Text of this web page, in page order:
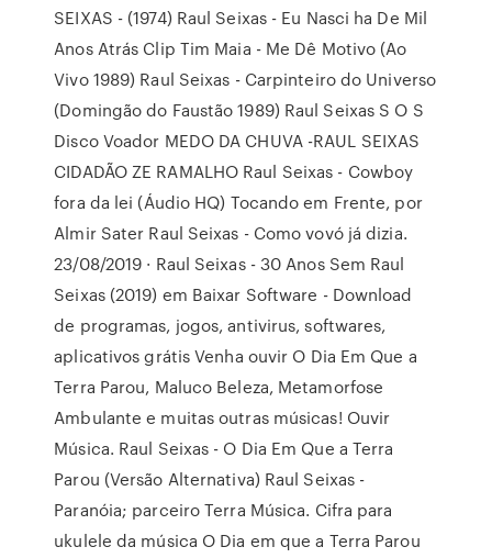
SEIXAS - (1974) Raul Seixas - Eu Nasci ha De Mil
Anos Atrás Clip Tim Maia - Me Dê Motivo (Ao
Vivo 1989) Raul Seixas - Carpinteiro do Universo
(Domingão do Faustão 1989) Raul Seixas S O S
Disco Voador MEDO DA CHUVA -RAUL SEIXAS
CIDADÃO ZE RAMALHO Raul Seixas - Cowboy
fora da lei (Áudio HQ) Tocando em Frente, por
Almir Sater Raul Seixas - Como vovó já dizia.
23/08/2019 · Raul Seixas - 30 Anos Sem Raul
Seixas (2019) em Baixar Software - Download
de programas, jogos, antivirus, softwares,
aplicativos grátis Venha ouvir O Dia Em Que a
Terra Parou, Maluco Beleza, Metamorfose
Ambulante e muitas outras músicas! Ouvir
Música. Raul Seixas - O Dia Em Que a Terra
Parou (Versão Alternativa) Raul Seixas -
Paranóia; parceiro Terra Música. Cifra para
ukulele da música O Dia em que a Terra Parou